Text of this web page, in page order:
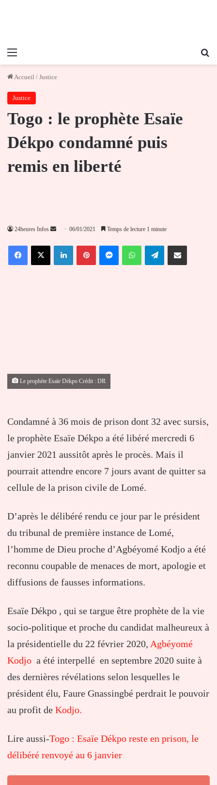
Menu
Accueil / Justice
Justice
Togo : le prophète Esaïe
Dékpo condamné puis
remis en liberté
24heures Infos
Envoyer
courriel
06/01/2021 Temps de lecture 1 minute
FacebookX LinkedinPinterestMessengerWhatsAppTelegramPartager par email
Le prophète Esaïe Dékpo Crédit : DR
Condamné à 36 mois de prison dont 32 avec sursis,
le prophète Esaïe Dékpo a été libéré mercredi 6
janvier 2021 aussitôt après le procès. Mais il
pourrait attendre encore 7 jours avant de quitter sa
cellule de la prison civile de Lomé.
D’après le délibéré rendu ce jour par le président
du tribunal de première instance de Lomé,
l’homme de Dieu proche d’Agbéyomé Kodjo a été
reconnu coupable de menaces de mort, apologie et
diffusions de fausses informations.
Esaïe Dékpo , qui se targue être prophète de la vie
socio-politique et proche du candidat malheureux à
la présidentielle du 22 février 2020, Agbéyomé
Kodjo a été interpellé en septembre 2020 suite à
des dernières révélations selon lesquelles le
président élu, Faure Gnassingbé perdrait le pouvoir
au profit de Kodjo.
Lire aussi-Togo : Esaïe Dékpo reste en prison, le
délibéré renvoyé au 6 janvier